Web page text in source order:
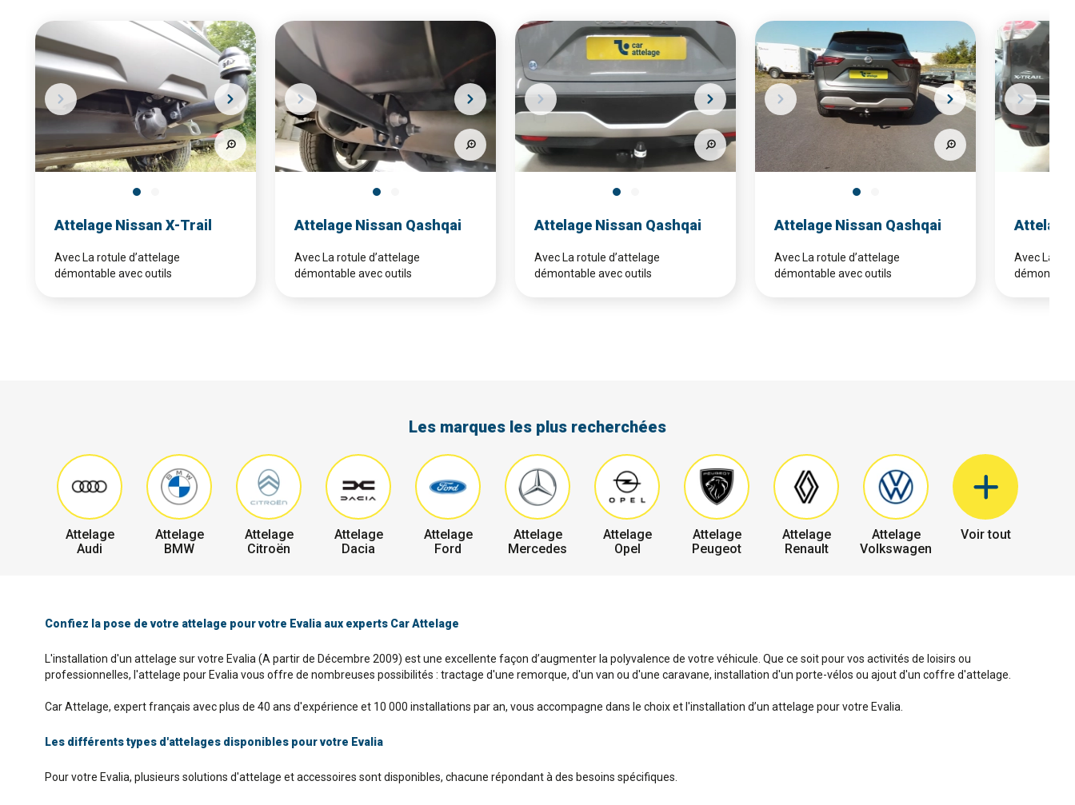
Attelage Nissan X-Trail
Avec La rotule d’attelage
démontable avec outils
Attelage Nissan Qashqai
Avec La rotule d’attelage
démontable avec outils
Attelage Nissan Qashqai
Avec La rotule d’attelage
démontable avec outils
Attelage Nissan Qashqai
Avec La rotule d’attelage
démontable avec outils
Attelage
Avec La
Les marques les plus recherchées
Attelage
Audi
Attelage
BMW
Attelage
Citroën
Attelage
Dacia
Attelage
Ford
Attelage
Mercedes
Attelage
Opel
Attelage
Peugeot
Attelage
Renault
Attelage
Volkswagen
Voir tout
Confiez la pose de votre attelage pour votre Evalia aux experts Car Attelage
L'installation d'un attelage sur votre Evalia (A partir de Décembre 2009) est une excellente façon d’augmenter la polyvalence de votre véhicule. Que ce soit pour vos activités de loisirs ou
professionnelles, l'attelage pour Evalia vous offre de nombreuses possibilités : tractage d'une remorque, d'un van ou d'une caravane, installation d'un porte-vélos ou ajout d'un coffre d'attelage.
Car Attelage, expert français avec plus de 40 ans d'expérience et 10 000 installations par an, vous accompagne dans le choix et l'installation d’un attelage pour votre Evalia.
Les différents types d'attelages disponibles pour votre Evalia
Pour votre Evalia, plusieurs solutions d'attelage et accessoires sont disponibles, chacune répondant à des besoins spécifiques.